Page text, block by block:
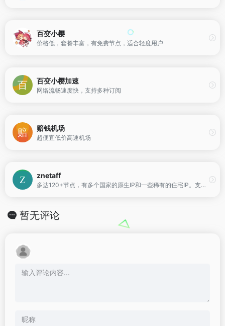
百变小樱
价格低，套餐丰富，有免费节点，适合轻度用户
百变小樱加速
网络流畅速度快，支持多种订阅
赔钱机场
超便宜低价高速机场
znetaff
多达120+节点，有多个国家的原生IP和一些稀有的住宅IP。支持多设备登陆，480元/13个月，限时优惠。
暂无评论